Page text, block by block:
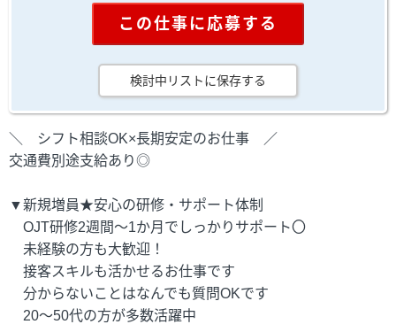
この仕事に応募する
検討中リストに保存する
＼ シフト相談OK×長期安定のお仕事 ／
交通費別途支給あり◎
▼新規増員★安心の研修・サポート体制
OJT研修2週間～1か月でしっかりサポート〇
未経験の方も大歓迎！
接客スキルも活かせるお仕事です
分からないことはなんでも質問OKです
20～50代の方が多数活躍中